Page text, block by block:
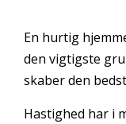
En hurtig
den vigtigste
skaber den
Hastighed har i